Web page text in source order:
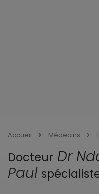
Accueil Médecins
Docteur Dr
Paul